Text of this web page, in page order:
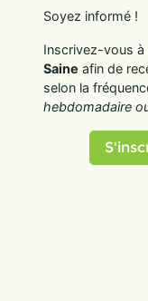
Soyez informé !
Inscrivez-vous à
Saine afin de
selon la
hebdomadaire